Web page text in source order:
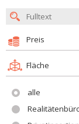
Preis
Fläche
alle